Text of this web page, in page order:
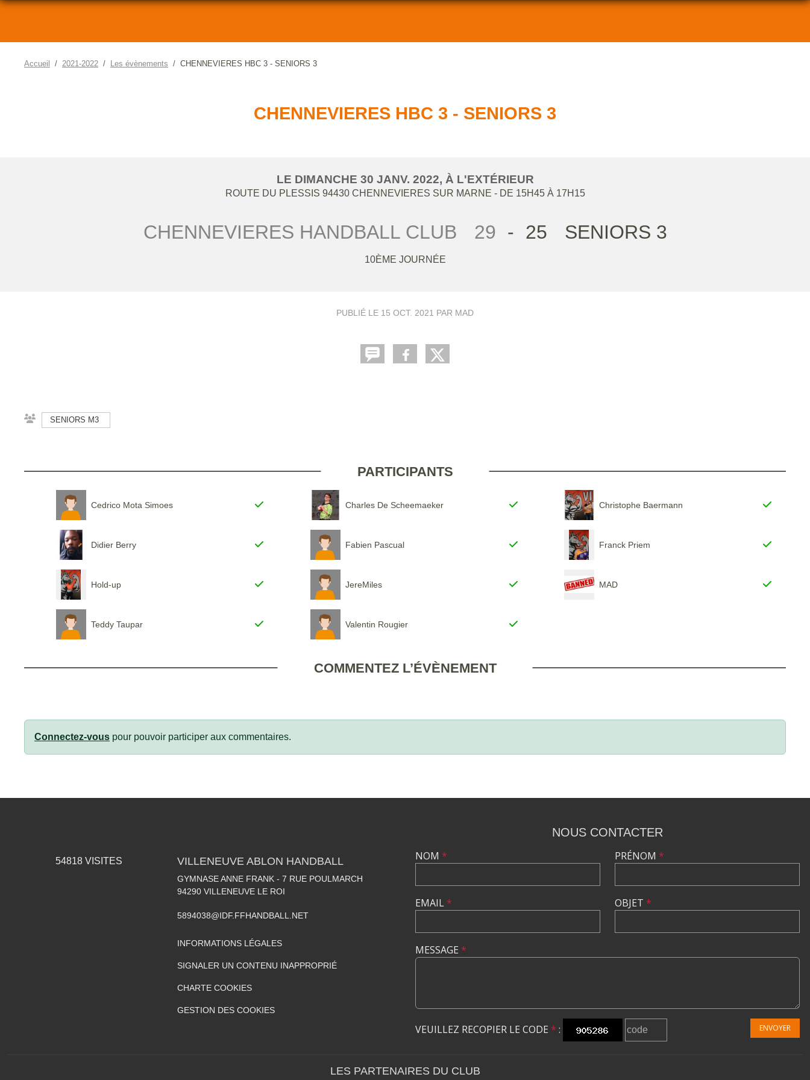
Accueil 2021-2022 Les évènements CHENNEVIERES HBC 3 - SENIORS 3
CHENNEVIERES HBC 3 - SENIORS 3
LE DIMANCHE 30 JANV. 2022, À L'EXTÉRIEUR
ROUTE DU PLESSIS 94430 CHENNEVIERES SUR MARNE - DE 15H45 À 17H15
CHENNEVIERES HANDBALL CLUB 29 - 25 SENIORS 3
10ÈME JOURNÉE
PUBLIÉ LE 15 OCT. 2021 PAR MAD
SENIORS M3
PARTICIPANTS
Cedrico Mota Simoes Charles De Scheemaeker Christophe Baermann
Didier Berry Fabien Pascual Franck Priem
Hold-up JereMiles MAD
Teddy Taupar Valentin Rougier
COMMENTEZ L’ÉVÈNEMENT
Connectez-vous pour pouvoir participer aux commentaires.
54818VISITES VILLENEUVE ABLON HANDBALL
GYMNASE ANNE FRANK - 7 RUE POULMARCH
94290 VILLENEUVE LE ROI
5894038@IDF.FFHANDBALL.NET
INFORMATIONS LÉGALES
SIGNALER UN CONTENU INAPPROPRIÉ
CHARTE COOKIES
GESTION DES COOKIES
NOUS CONTACTER
NOM *
EMAIL*
PRÉNOM *
OBJET *
MESSAGE *
VEUILLEZ RECOPIER LE CODE * : ENVOYER
LES PARTENAIRES DU CLUB